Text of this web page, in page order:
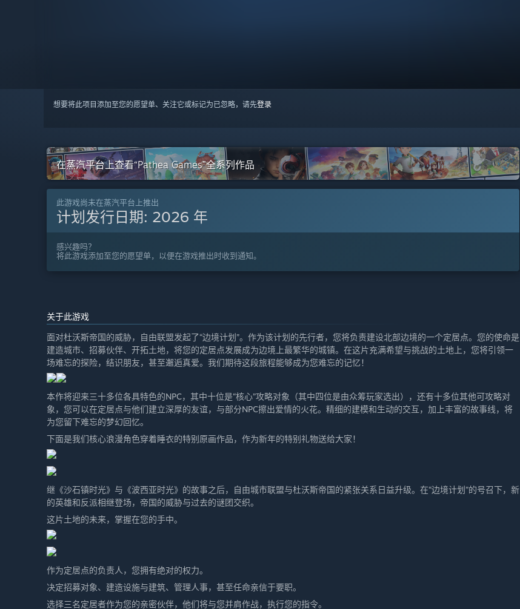
想要将此项目添加至您的愿望单、关注它或标记为已忽略，请先登录
在蒸汽平台上查看“Pathea Games”全系列作品
此游戏尚未在蒸汽平台上推出
计划发行日期: 2026 年
感兴趣吗？
将此游戏添加至您的愿望单，以便在游戏推出时收到通知。
关于此游戏
面对杜沃斯帝国的威胁，自由联盟发起了“边境计划”。作为该计划的先行者，您将负责建设北部边境的一个定居点。您的使命是
建造城市、招募伙伴、开拓土地，将您的定居点发展成为边境上最繁华的城镇。在这片充满希望与挑战的土地上，您将引领一
场难忘的探险，结识朋友，甚至邂逅真爱。我们期待这段旅程能够成为您难忘的记忆！
本作将迎来三十多位各具特色的NPC，其中十位是“核心”攻略对象（其中四位是由众筹玩家选出），还有十多位其他可攻略对
象，您可以在定居点与他们建立深厚的友谊，与部分NPC擦出爱情的火花。精细的建模和生动的交互，加上丰富的故事线，将
为您留下难忘的梦幻回忆。
下面是我们核心浪漫角色穿着睡衣的特别原画作品，作为新年的特别礼物送给大家！
继《沙石镇时光》与《波西亚时光》的故事之后，自由城市联盟与杜沃斯帝国的紧张关系日益升级。在“边境计划”的号召下，新
的英雄和反派相继登场，帝国的威胁与过去的谜团交织。
这片土地的未来，掌握在您的手中。
作为定居点的负责人，您拥有绝对的权力。
决定招募对象、建造设施与建筑、管理人事，甚至任命亲信于要职。
选择三名定居者作为您的亲密伙伴，他们将与您并肩作战，执行您的指令。